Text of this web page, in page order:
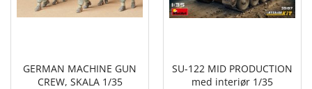
GERMAN MACHINE GUN
CREW, SKALA 1/35
SU-122 MID PRODUCTION
med interiør 1/35